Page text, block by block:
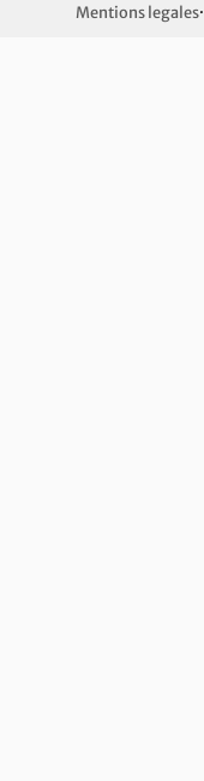
Mentions legales·